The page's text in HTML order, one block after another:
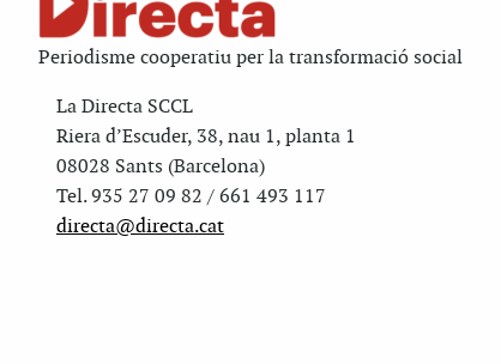
Periodisme cooperatiu per la transformació social
La Directa SCCL
Riera d’Escuder, 38, nau 1, planta 1
08028 Sants (Barcelona)
Tel. 935 27 09 82 / 661 493 117
directa@directa.cat